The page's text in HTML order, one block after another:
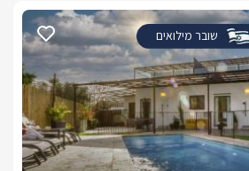
שובר מילואים